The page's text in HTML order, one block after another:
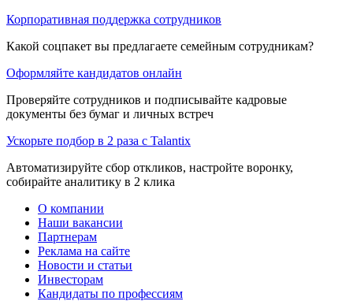
Корпоративная поддержка сотрудников
Какой соцпакет вы предлагаете семейным сотрудникам?
Оформляйте кандидатов онлайн
Проверяйте сотрудников и подписывайте кадровые
документы без бумаг и личных встреч
Ускорьте подбор в 2 раза с Talantix
Автоматизируйте сбор откликов, настройте воронку,
собирайте аналитику в 2 клика
О компании
Наши вакансии
Партнерам
Реклама на сайте
Новости и статьи
Инвесторам
Кандидаты по профессиям